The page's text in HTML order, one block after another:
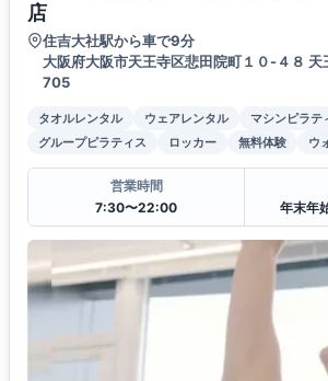
店
住吉大社駅から車で9分
大阪府大阪市天王寺区悲田院町１０-４８
705
タオルレンタル ウェアレンタル
マシンピラテ
グループピラティス
ロッカー 無料体験 ウ
営業時間
7:30〜22:00
年末年